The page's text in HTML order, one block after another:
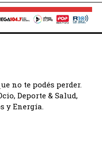
no te podés perder.
Deporte & Salud,
y Energía.